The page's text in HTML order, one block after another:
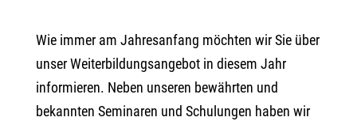
Wie immer am Jahresanfang möchten wir Sie über
unser Weiterbildungsangebot in diesem Jahr
informieren. Neben unseren bewährten und
bekannten Seminaren und Schulungen haben wir